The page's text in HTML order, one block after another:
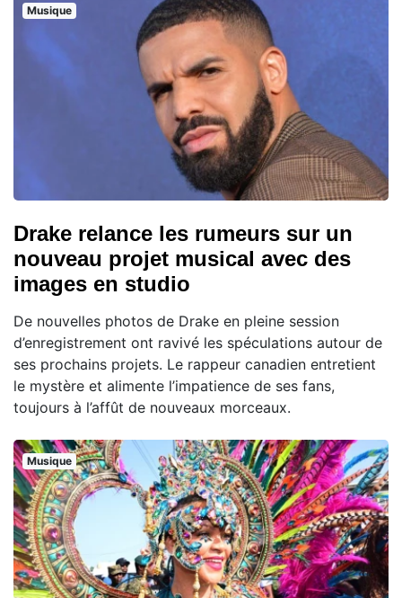
Musique
Drake relance les rumeurs sur un
nouveau projet musical avec des
images en studio
De nouvelles photos de Drake en pleine session
d’enregistrement ont ravivé les spéculations autour de
ses prochains projets. Le rappeur canadien entretient
le mystère et alimente l’impatience de ses fans,
toujours à l’affût de nouveaux morceaux.
Musique